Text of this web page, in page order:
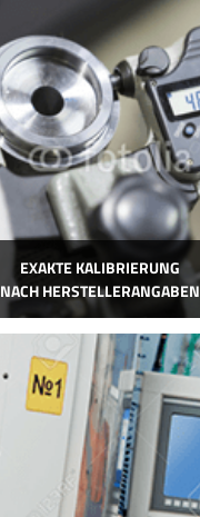
EXAKTE KALIBRIERUNG
NACH HERSTELLERANGABEN